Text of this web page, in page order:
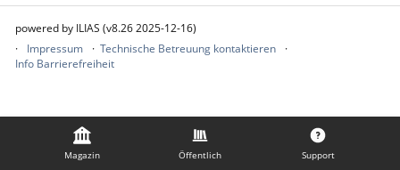
Magazin Öffentlich Support
powered by ILIAS (v8.26 2025-12-16)
Impressum
Technische Betreuung kontaktieren
Info Barrierefreiheit